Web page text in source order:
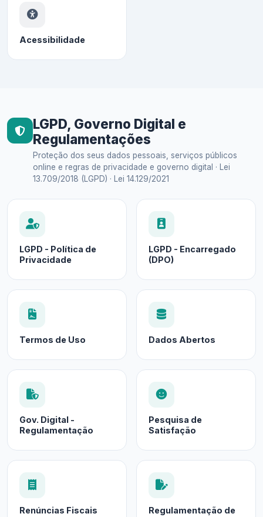
Acessibilidade
LGPD, Governo Digital e
Regulamentações
Proteção dos seus dados pessoais, serviços públicos
online e regras de privacidade e governo digital · Lei
13.709/2018 (LGPD) · Lei 14.129/2021
LGPD - Política de
Privacidade
LGPD - Encarregado
(DPO)
Termos de Uso Dados Abertos
Gov. Digital -
Regulamentação
Pesquisa de
Satisfação
Renúncias Fiscais
Regulamentação de